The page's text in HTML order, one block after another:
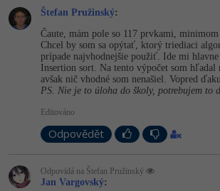
UML a návrhové vzory
React
Spring
ASP.NET MVC
HTML / CSS
UML a návrhové vzory
MySQL/MariaDB
MS-SQL
SQLite
Webdesigner
Tester
Systémový administrátor
Grafik / UX/UI návrhář
3D grafik
Projektový manažer
C++ -80%
Swift -80%
Kotlin -80%
C
VB.NET
SQL
Štefan Pružinský:
Čaute, mám pole so 117 prvkami,
Chcel by som sa opýtať, ktorý triediaci
prípade najvhodnejšie použiť. Ide mi
Insertion sort. Na tento výpočet som hľadal
avšak nič vhodné som nenašiel. Vopred
PS. Nie je to úloha do školy, potrebujem to
Editováno
Odpovědět
Odpovídá na Štefan Pružinský
Jan Vargovský: